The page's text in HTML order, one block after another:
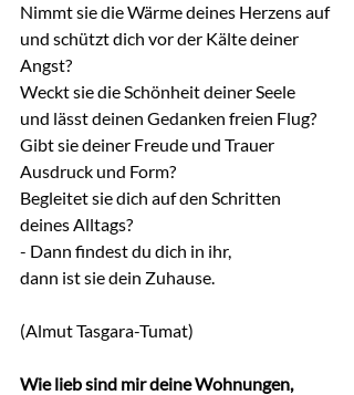
Nimmt sie die Wärme deines Herzens auf
und schützt dich vor der Kälte deiner
Angst?
Weckt sie die Schönheit deiner Seele
und lässt deinen Gedanken freien Flug?
Gibt sie deiner Freude und Trauer
Ausdruck und Form?
Begleitet sie dich auf den Schritten
deines Alltags?
- Dann findest du dich in ihr,
dann ist sie dein Zuhause.
(Almut Tasgara-Tumat)
Wie lieb sind mir deine Wohnungen,